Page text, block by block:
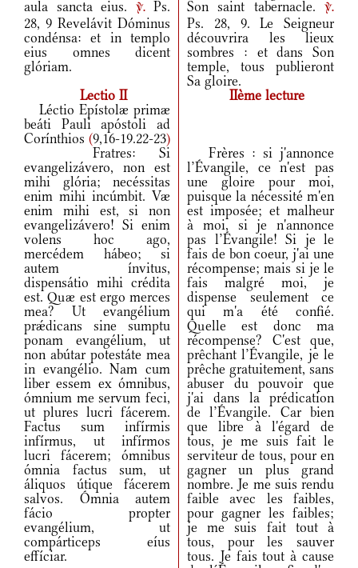
aula sancta eius.
v.Ps.
28, 9 Revelávit Dóminus
condénsa: et in templo
eius omnes dicent
glóriam.
Son saint tabernacle.
v.
Ps. 28, 9. Le Seigneur
découvrira les lieux
sombres : et dans Son
temple, tous publieront
Sa gloire.
Lectio II
IIème lecture
Léctio Epístolæ primæ
beáti Pauli apóstoli ad
Corínthios (9,16-19.22-23)
Fratres: Si
evangelizávero, non est
mihi glória; necéssitas
enim mihi incúmbit. Væ
enim mihi est, si non
evangelizávero! Si enim
volens hoc ago,
mercédem hábeo; si
autem ínvitus,
dispensátio mihi crédita
est. Quæ est ergo merces
mea? Ut evangélium
prǽdicans sine sumptu
ponam evangélium, ut
non abútar potestáte mea
in evangélio. Nam cum
liber essem ex ómnibus,
ómnium me servum feci,
ut plures lucri fácerem.
Factus sum infírmis
infírmus, ut infírmos
lucri fácerem; ómnibus
ómnia factus sum, ut
áliquos útique fácerem
salvos. Ómnia autem
fácio propter
evangélium, ut
compárticeps eíus
effíciar.
Frères : si j'annonce
l’Évangile, ce n'est pas
une gloire pour moi,
puisque la nécessité m'en
est imposée; et malheur
à moi, si je n'annonce
pas l’Évangile! Si je le
fais de bon coeur, j'ai une
récompense; mais si je le
fais malgré moi, je
dispense seulement ce
qui m'a été confié.
Quelle est donc ma
récompense? C'est que,
prêchant l’Évangile, je le
prêche gratuitement, sans
abuser du pouvoir que
j'ai dans la prédication
de l’Évangile. Car bien
que libre à l'égard de
tous, je me suis fait le
serviteur de tous, pour en
gagner un plus grand
nombre. Je me suis rendu
faible avec les faibles,
pour gagner les faibles;
je me suis fait tout à
tous, pour les sauver
tous. Je fais tout à cause